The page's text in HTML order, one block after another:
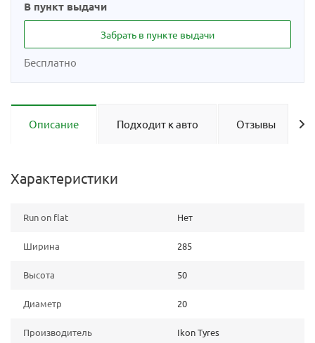
В пункт выдачи
Бесплатно
Забрать в пункте выдачи
Описание Подходит к авто Отзывы
Характеристики
Run on flat Нет
Ширина 285
Высота 50
Диаметр 20
Производитель Ikon Tyres